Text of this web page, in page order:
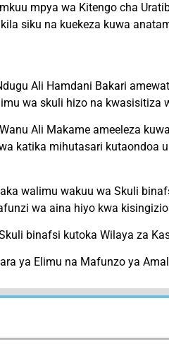
mpya wa Kitengo cha
siku na kuekeza kuwa
Ali Hamdani Bakari
wa skuli hizo na
Ali Makame ameeleza
katika mihutasari
walimu wakuu wa Skuli
wa aina hiyo kwa
binafsi kutoka Wilaya za
ya Elimu na Mafunzo ya